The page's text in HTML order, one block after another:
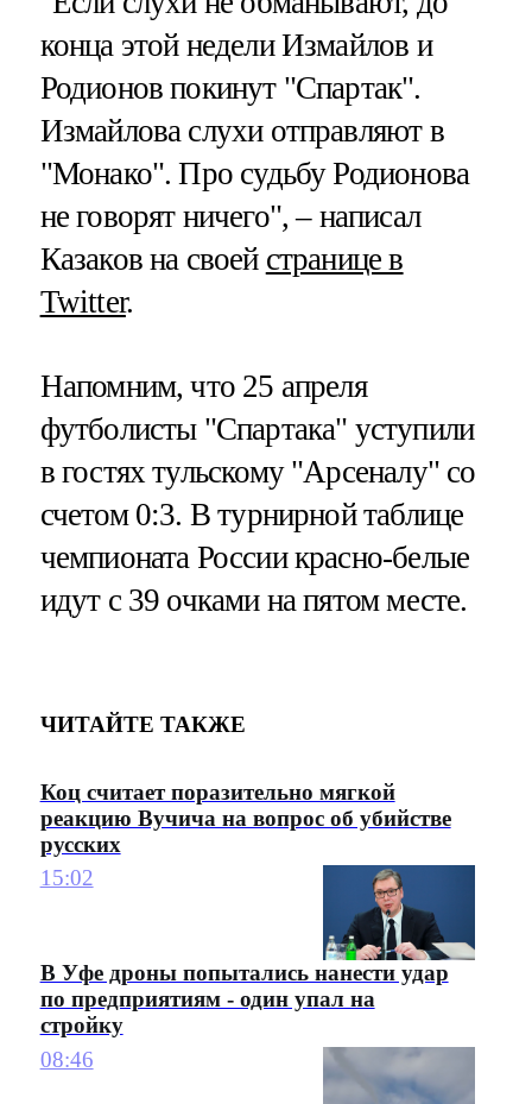
конца этой недели Измайлов и
Родионов покинут "Спартак".
Измайлова слухи отправляют в
"Монако". Про судьбу Родионова
не говорят ничего", – написал
Казаков на своей странице в
Twitter.
Напомним, что 25 апреля
футболисты "Спартака" уступили
в гостях тульскому "Арсеналу" со
счетом 0:3. В турнирной таблице
чемпионата России красно-белые
идут с 39 очками на пятом месте.
ЧИТАЙТЕ ТАКЖЕ
Коц считает поразительно мягкой
реакцию Вучича на вопрос об убийстве
русских
15:02
В Уфе дроны попытались нанести удар
по предприятиям - один упал на
стройку
08:46